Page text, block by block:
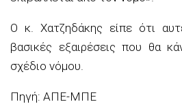
Ο κ. Χατζηδάκης είπε ότι
βασικές εξαιρέσεις που θα
σχέδιο νόμου.
Πηγή: ΑΠΕ-ΜΠΕ